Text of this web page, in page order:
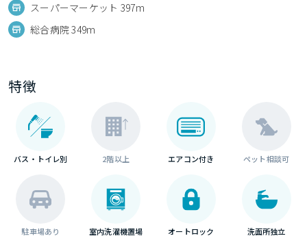
スーパーマーケット 397m
総合病院 349m
特徴
バス・トイレ別 2階以上 エアコン付き ペット相談可
駐車場あり 室内洗濯機置場 オートロック 洗面所独立